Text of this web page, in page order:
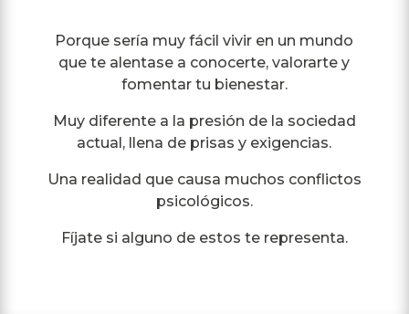
Porque sería muy fácil vivir en un mundo
que te alentase a conocerte, valorarte y
fomentar tu bienestar.
Muy diferente a la presión de la sociedad
actual, llena de prisas y exigencias.
Una realidad que causa muchos conflictos
psicológicos.
Fíjate si alguno de estos te representa.